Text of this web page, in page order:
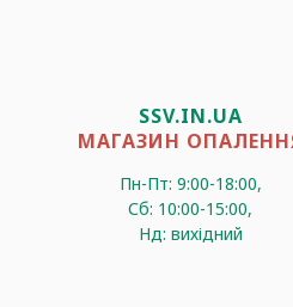
SSV.IN.UA
МАГАЗИН
Пн-Пт: 9:00-18:00,
Сб: 10:00-15:00,
Нд: вихідний